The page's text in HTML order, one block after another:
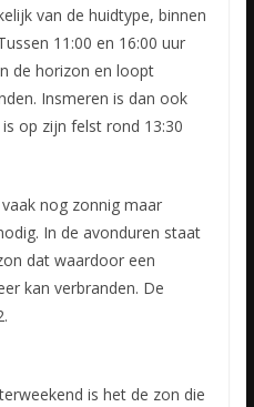
van de huidtype, binnen
11:00 en 16:00 uur
de horizon en loopt
Insmeren is dan ook
op zijn felst rond 13:30
nog zonnig maar
In de avonduren staat
dat waardoor een
kan verbranden. De
is het de zon die